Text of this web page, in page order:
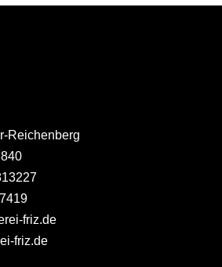
Reichenberg
friz.de
friz.de